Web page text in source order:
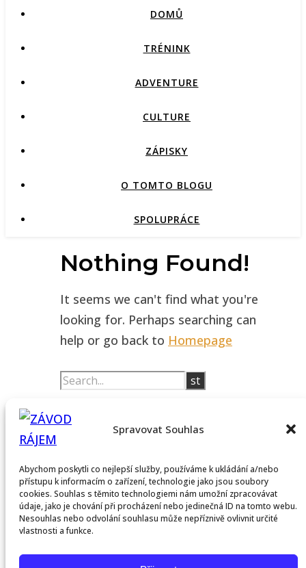
Spravovat Souhlas
Abychom poskytli co nejlepší služby, používáme k ukládání a/nebo
přístupu k informacím o zařízení, technologie jako jsou soubory
cookies. Souhlas s těmito technologiemi nám umožní zpracovávat
údaje, jako je chování při procházení nebo jedinečná ID na tomto webu.
Nesouhlas nebo odvolání souhlasu může nepříznivě ovlivnit určité
vlastnosti a funkce.
DOMŮ
TRÉNINK
ADVENTURE
CULTURE
ZÁPISKY
O TOMTO BLOGU
SPOLUPRÁCE
Nothing Found!
It seems we can't find what you're
looking for. Perhaps searching can
help or go back to Homepage
FacebookInstagram
Domů
Trénink
Adventure